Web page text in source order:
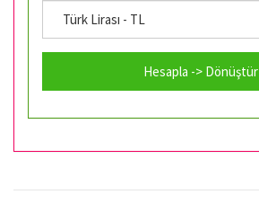
Hesapla -> Dönüştür